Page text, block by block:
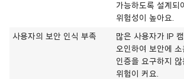
가능하도록 설계되
위험성이 높아요.
사용자의 보안 인식 부족
많은 사용자가 IP
오인하여 보안에 소
인증을 요구하지
위험이 커요.